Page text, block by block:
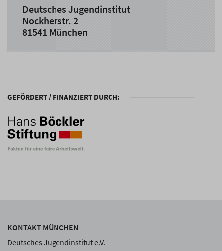
Deutsches Jugendinstitut
Nockherstr. 2
81541 München
GEFÖRDERT / FINANZIERT DURCH:
KONTAKT MÜNCHEN
Deutsches Jugendinstitut e.V.